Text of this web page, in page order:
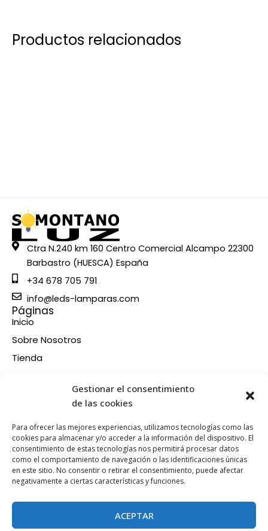
Gestionar el consentimiento
de las cookies
Para ofrecer las mejores experiencias, utilizamos tecnologías como las
cookies para almacenar y/o acceder a la información del dispositivo. El
consentimiento de estas tecnologías nos permitirá procesar datos
como el comportamiento de navegación o las identificaciones únicas
en este sitio. No consentir o retirar el consentimiento, puede afectar
negativamente a ciertas características y funciones.
ACEPTAR
Productos relacionados
Ctra N.240 km 160 Centro Comercial Alcampo 22300
Barbastro (HUESCA) España
+34 678 705 791
info@leds-lamparas.com
Páginas
Inicio
Sobre Nosotros
Tienda
Información
Condiciones de compra
Política de devoluciones y reembolsos
Política de cookies
Síganos en nuestras RRSS
a - i n